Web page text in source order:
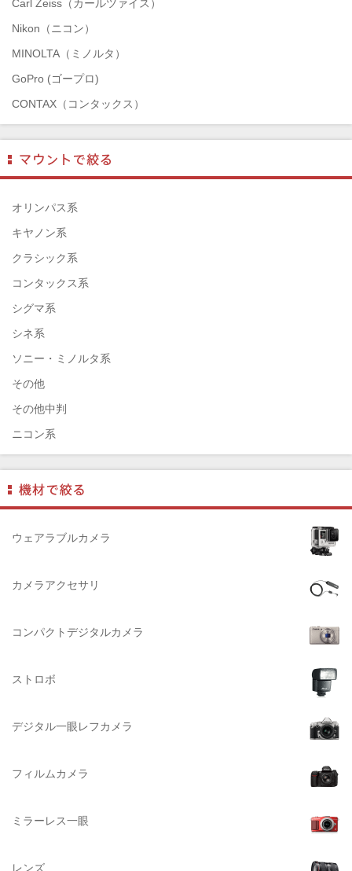
Carl Zeiss（カールツァイス）
Nikon（ニコン）
MINOLTA（ミノルタ）
GoPro (ゴープロ)
CONTAX（コンタックス）
Mamiya（マミヤ）
TAMRON（タムロン）
SIGMA（シグマ）
HASSELBLAD（ハッセルブラッド）
EPSON（エプソン）
ENNA München（エナ）
ELEFOTO（エレフォト）
ELECOM（エレコム）
￼EIZO（エイゾ）
edelkrone（エーデンクローン）
Garmin（ガーミン）
Dust-Off（ダストオフ）
DreamMaker（ドリームメーカー）
DNPフォトイメージング(ディーエヌピー)
DIGITALKING（デジタルキング）
diagnl（ダイアグナル）
Lowepro（ロープロ）
BURTON（バートン）
DELSEY（デルセー）
DEKO Elite（デコエリート）
Datacolor（データカラー）
オリンパス系
キヤノン系
クラシック系
コンタックス系
シグマ系
シネ系
ソニー・ミノルタ系
その他
その他中判
ニコン系
フジフィルム系
ペンタックス系
ライカ系
中判海外系
ウェアラブルカメラ
カメラアクセサリ
コンパクトデジタルカメラ
ストロボ
デジタル一眼レフカメラ
フィルムカメラ
ミラーレス一眼
レンズ